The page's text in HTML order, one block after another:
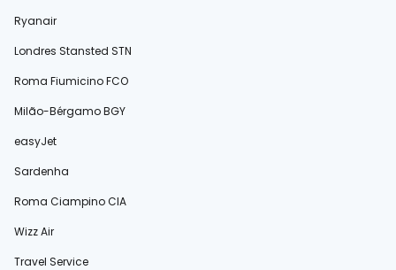
Ryanair
Londres Stansted STN
Roma Fiumicino FCO
Milão-Bérgamo BGY
easyJet
Sardenha
Roma Ciampino CIA
Wizz Air
Travel Service